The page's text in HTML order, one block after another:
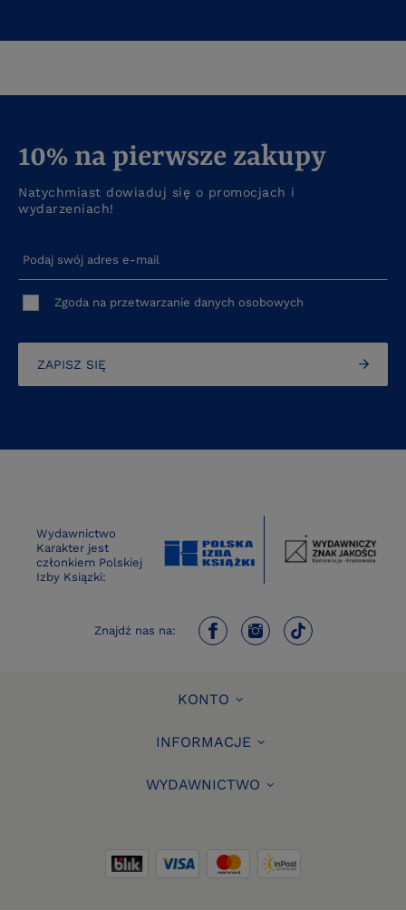
10% na pierwsze zakupy
Natychmiast dowiaduj się o promocjach i
wydarzeniach!
Podaj swój adres e-mail
Zgoda na przetwarzanie danych osobowych
ZAPISZ SIĘ
Wydawnictwo
Karakter jest
członkiem Polskiej
Izby Ksiązki:
Znajdź nas na:
KONTO
INFORMACJE
WYDAWNICTWO